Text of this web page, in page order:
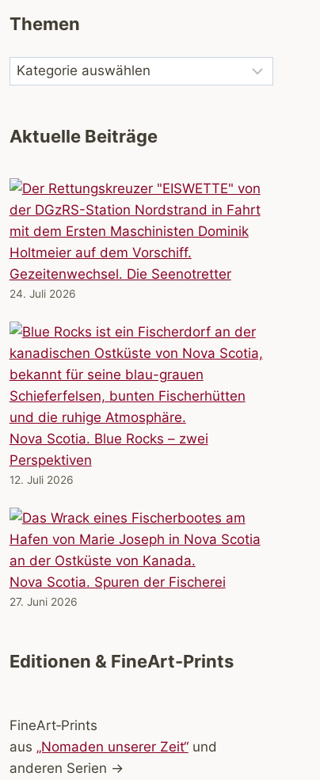
Themen
Aktuelle Beiträge
Gezeitenwechsel. Die Seenotretter
24. Juli 2026
Nova Scotia. Blue Rocks – zwei
Perspektiven
12. Juli 2026
Nova Scotia. Spuren der Fischerei
27. Juni 2026
Editionen & FineArt-Prints
FineArt‑Prints
aus „Nomaden unserer Zeit“und
anderen Serien →